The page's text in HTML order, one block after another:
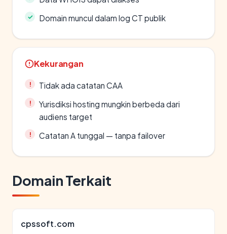
Domain muncul dalam log CT publik
Kekurangan
Tidak ada catatan CAA
Yurisdiksi hosting mungkin berbeda dari
audiens target
Catatan A tunggal — tanpa failover
Domain Terkait
cpssoft.com